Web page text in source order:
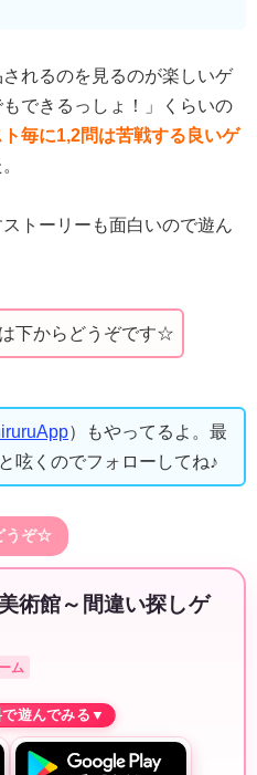
れるのを見るのが楽しいゲ
できるっしょ！」くらいの
ト毎に1,2問は苦戦する良いゲ
トーリーも面白いので遊ん
下からどうぞです☆
）もやってるよ。最
呟くのでフォローしてね♪
うぞ☆
術館～間違い探しゲ
ム